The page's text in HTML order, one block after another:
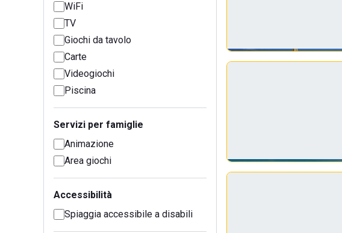
WiFi
TV
Giochi da tavolo
Carte
Videogiochi
Piscina
Servizi per famiglie
Animazione
Area giochi
Accessibilità
Spiaggia accessibile a disabili